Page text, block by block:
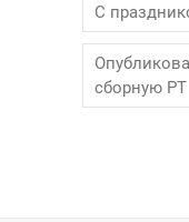
С
сборную РТ